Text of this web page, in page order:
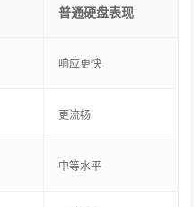
普通硬盘表现
响应更快
更流畅
中等水平